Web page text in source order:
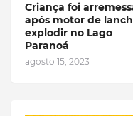
Criança foi
após motor de
explodir no Lago
Paranoá
agosto 15, 2023